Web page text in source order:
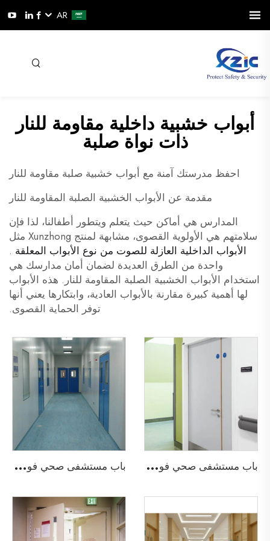
AR
أبواب خشبية داخلية مقاومة للنار
ذات نواة صلبة
احفظ مدرستك آمنة مع أبواب خشبية صلبة مقاومة للنار
مقدمة عن الأبواب الخشبية الصلبة المقاومة للنار
المدارس هي أماكن حيث يتعلم ويتطور أطفالنا، لذا فإن
سلامتهم هي الأولوية القصوى، مشابهة لمنتج Xunzhong مثل
الأبواب الداخلية العازلة للصوت من نوع الأبواب المعلقة .
واحدة من الطرق العديدة لضمان أمان مدارسك هي
استخدام الأبواب الخشبية الصلبة المقاومة للنار. هذه الأبواب
لها أهمية كبيرة مقارنة بالأبواب العادية، وابتكارها يعني أنها
توفر الحماية القصوى.
ب
اب مستشفى صحي فولاذي بخطوط الرصاص ب
اب مستشفى صحي فولاذي مضاد للحريق